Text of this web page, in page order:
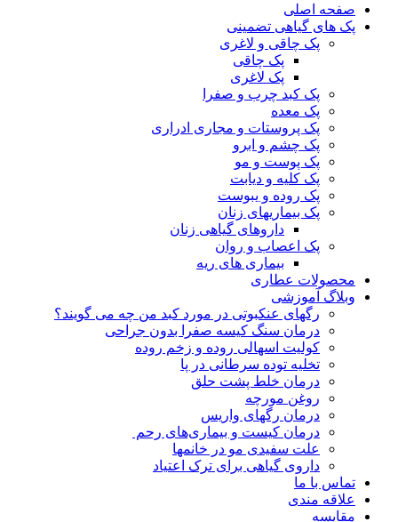
صفحه اصلی
پک های گیاهی تضمینی
پک چاقی و لاغری
پک چاقی
پک لاغری
پک کبد چرب و صفرا
پک معده
پک پروستات و مجاری ادراری
پک چشم و ابرو
پک پوست و مو
پک کلیه و دیابت
پک روده و یبوست
پک بیماریهای زنان
داروهای گیاهی زنان
پک اعصاب و روان
بیماری های ریه
محصولات عطاری
وبلاگ آموزشی
رگهای عنکبوتی در مورد کبد من چه می گویند؟
درمان سنگ کیسه صفرا بدون جراحی
کولیت اسهالی روده و زخم روده
تخلیه توده سرطانی در پا
درمان خلط پشت حلق
روغن مورچه
درمان رگهای واریس
درمان کیست و بیماری‌های رحم
علت سفیدی مو در خانمها
داروی گیاهی برای ترک اعتیاد
تماس با ما
علاقه مندی
مقایسه